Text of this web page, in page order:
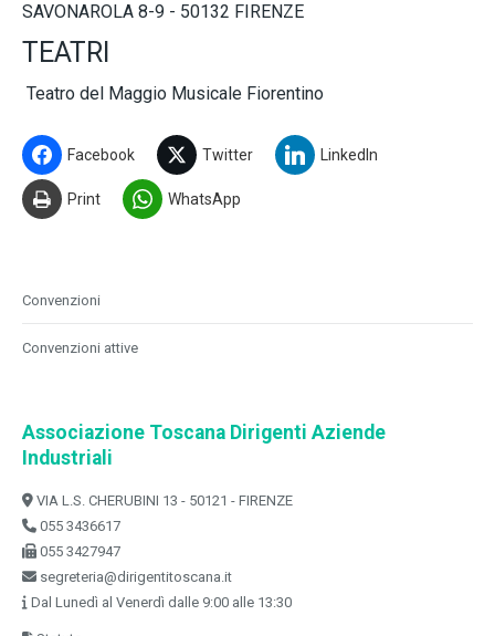
SAVONAROLA 8-9 - 50132 FIRENZE
TEATRI
Teatro del Maggio Musicale Fiorentino
Facebook Twitter LinkedIn
Print WhatsApp
Convenzioni
Convenzioni attive
Associazione Toscana Dirigenti Aziende
Industriali
VIA L.S. CHERUBINI 13 - 50121 - FIRENZE
055 3436617
055 3427947
segreteria@dirigentitoscana.it
Dal Lunedì al Venerdì dalle 9:00 alle 13:30